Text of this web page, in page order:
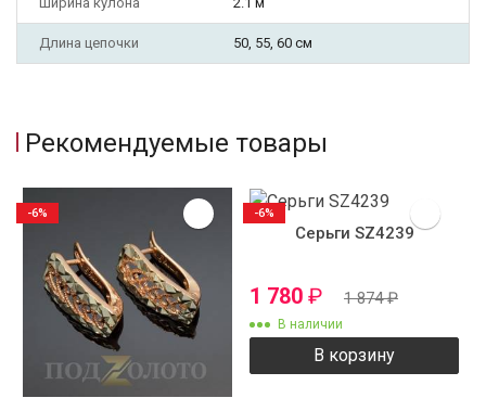
Длина цепочки 50, 55, 60 см
Рекомендуемые товары
-6%
Серьги SZ4239
1 780 ₽ 1 874₽
В наличии
В корзину
-6%